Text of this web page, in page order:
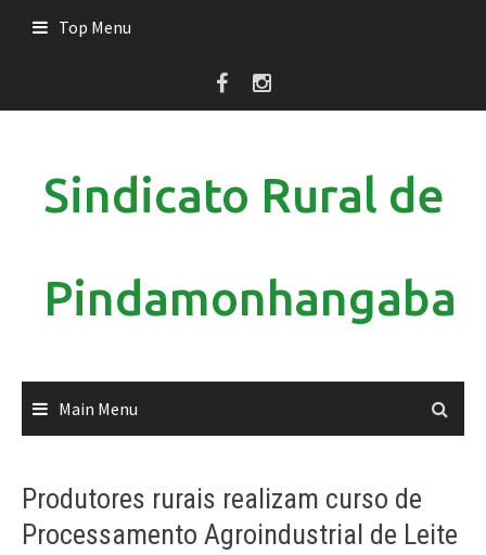
Top Menu
Sindicato Rural de
Pindamonhangaba
Main Menu
Produtores rurais realizam curso de
Processamento Agroindustrial de Leite